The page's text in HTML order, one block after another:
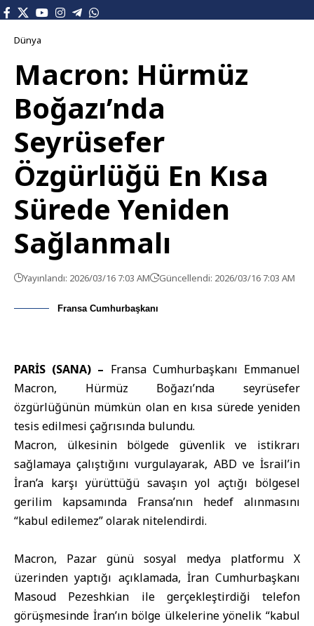
Dünya
Macron: Hürmüz
Boğazı’nda
Seyrüsefer
Özgürlüğü En Kısa
Sürede Yeniden
Sağlanmalı
Yayınlandı: 2026/03/16 7:03 AM Güncellendi: 2026/03/16 7:03 AM
Fransa Cumhurbaşkanı
PARİS (SANA) – Fransa Cumhurbaşkanı Emmanuel
Macron, Hürmüz Boğazı’nda seyrüsefer
özgürlüğünün mümkün olan en kısa sürede yeniden
tesis edilmesi çağrısında bulundu.
Macron, ülkesinin bölgede güvenlik ve istikrarı
sağlamaya çalıştığını vurgulayarak, ABD ve İsrail’in
İran’a karşı yürüttüğü savaşın yol açtığı bölgesel
gerilim kapsamında Fransa’nın hedef alınmasını
“kabul edilemez” olarak nitelendirdi.
Macron, Pazar günü sosyal medya platformu X
üzerinden yaptığı açıklamada, İran Cumhurbaşkanı
Masoud Pezeshkian ile gerçekleştirdiği telefon
görüşmesinde İran’ın bölge ülkelerine yönelik “kabul